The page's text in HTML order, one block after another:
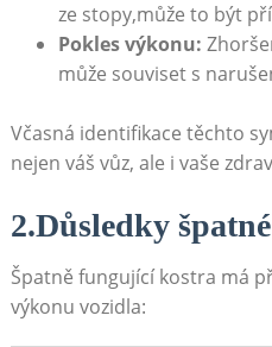
ze stopy,může to být
Pokles výkonu:
může souviset s
Včasná identifikace těchto
nejen váš vůz, ale i vaše
2.Důsledky
Špatně fungující kostra ‍má
výkonu vozidla: